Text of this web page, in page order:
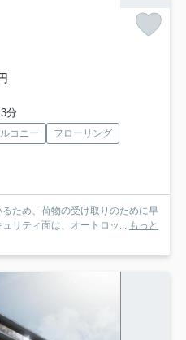
分
コニー
フローリング
ため、荷物の受け取りのために早
リティ面は、オートロッ... もっと